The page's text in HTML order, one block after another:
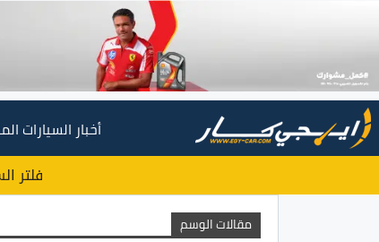
أخبار السيارات
فلتر
مقالات الوسم